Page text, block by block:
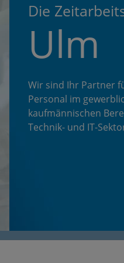
Die
Ulm
Wir sind Ihr Partner
Personal im
kaufmännischen
Technik- und IT-